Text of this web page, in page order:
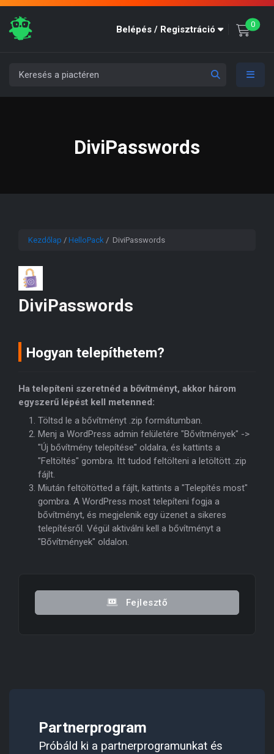
Belépés / Regisztráció 0
DiviPasswords
Kezdőlap / HelloPack / DiviPasswords
DiviPasswords
Hogyan telepíthetem?
Ha telepíteni szeretnéd a bővítményt, akkor három
egyszerű lépést kell metenned:
Töltsd le a bővítményt .zip formátumban.
Menj a WordPress admin felületére "Bővítmények" ->
"Új bővítmény telepítése" oldalra, és kattints a
"Feltöltés" gombra. Itt tudod feltölteni a letöltött .zip
fájlt.
Miután feltöltötted a fájlt, kattints a "Telepítés most"
gombra. A WordPress most telepíteni fogja a
bővítményt, és megjelenik egy üzenet a sikeres
telepítésről. Végül aktiválni kell a bővítményt a
"Bővítmények" oldalon.
Fejlesztő
Partnerprogram
Próbáld ki a partnerprogramunkat és